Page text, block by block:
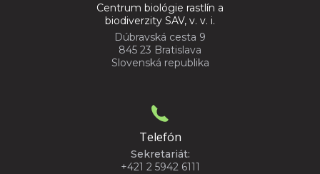
Centrum biológie rastlín a
biodiverzity SAV, v. v. i.
Dúbravská cesta 9
845 23 Bratislava
Slovenská republika
Telefón
Sekretariát:
+421 2 5942 6111